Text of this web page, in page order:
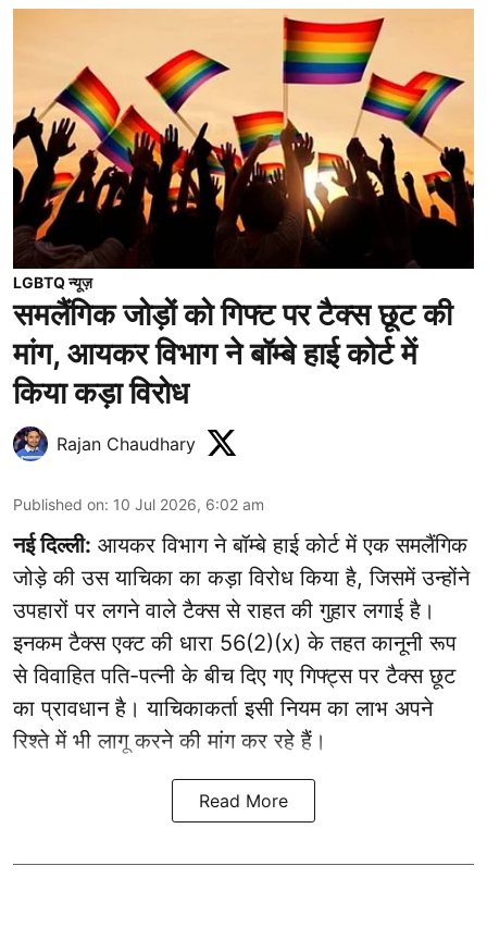
LGBTQ न्यूज़
समलैंगिक जोड़ों को गिफ्ट पर टैक्स छूट की
मांग, आयकर विभाग ने बॉम्बे हाई कोर्ट में
किया कड़ा विरोध
Rajan Chaudhary
Published on: 10 Jul 2026, 6:02 am
नई दिल्ली: आयकर विभाग ने बॉम्बे हाई कोर्ट में एक समलैंगिक
जोड़े की उस याचिका का कड़ा विरोध किया है, जिसमें उन्होंने
उपहारों पर लगने वाले टैक्स से राहत की गुहार लगाई है।
इनकम टैक्स एक्ट की धारा 56(2)(x) के तहत कानूनी रूप
से विवाहित पति-पत्नी के बीच दिए गए गिफ्ट्स पर टैक्स छूट
का प्रावधान है। याचिकाकर्ता इसी नियम का लाभ अपने
रिश्ते में भी लागू करने की मांग कर रहे हैं।
Read More